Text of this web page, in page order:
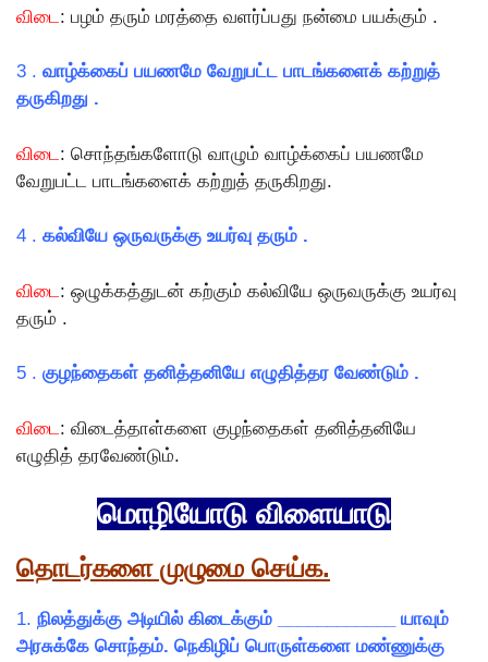
விடை: பழம் தரும் மரத்தை வளர்ப்பது நன்மை பயக்கும் .
3 . வாழ்க்கைப் பயணமே வேறுபட்ட பாடங்களைக் கற்றுத்
தருகிறது .
விடை: சொந்தங்களோடு வாழும் வாழ்க்கைப் பயணமே
வேறுபட்ட பாடங்களைக் கற்றுத் தருகிறது.
4 . கல்வியே ஒருவருக்கு உயர்வு தரும் .
விடை: ஒழுக்கத்துடன் கற்கும் கல்வியே ஒருவருக்கு உயர்வு
தரும் .
5 . குழந்தைகள் தனித்தனியே எழுதித்தர வேண்டும் .
விடை: விடைத்தாள்களை குழந்தைகள் தனித்தனியே
எழுதித் தரவேண்டும்.
மொழியோடு விளையாடு
தொடர்களை முழுமை செய்க.
1. நிலத்துக்கு அடியில் கிடைக்கும் ____________ யாவும்
அரசுக்கே சொந்தம். நெகிழிப் பொருள்களை மண்ணுக்கு